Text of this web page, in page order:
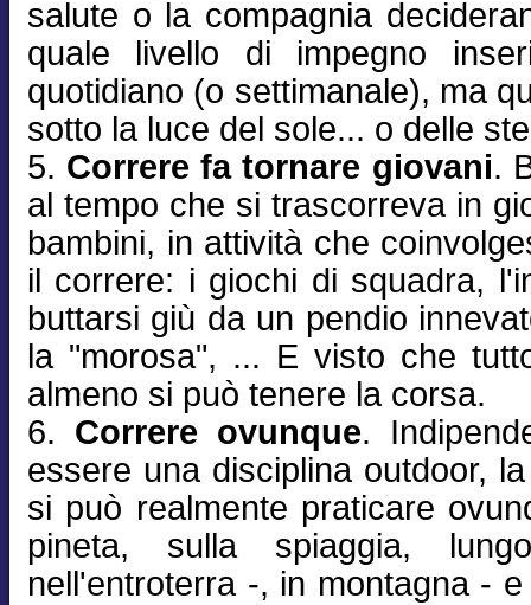
salute o la compagnia
quale livello di impegno
quotidiano (o settimanale), ma
sotto la luce del sole... o delle
5. Correre fa tornare giovani.
al tempo che si trascorreva in
bambini, in attività che
il correre: i giochi di squadra,
buttarsi giù da un pendio
la "morosa", ... E visto che
almeno si può tenere la corsa.
6. Correre ovunque.
essere una disciplina outdoor,
si può realmente praticare
pineta, sulla spiaggia,
nell'entroterra -, in montagna -